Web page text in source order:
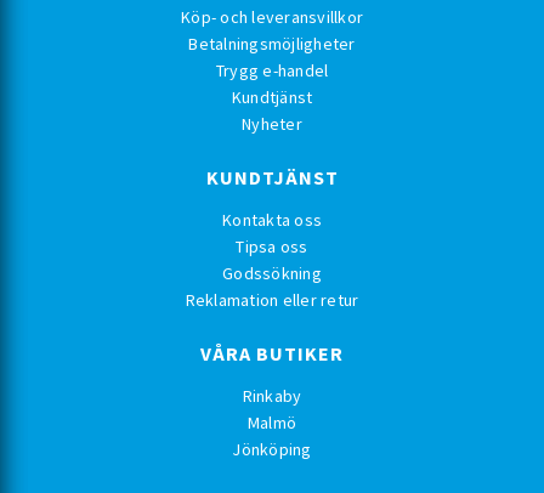
Köp- och leveransvillkor
Betalningsmöjligheter
Trygg e-handel
Kundtjänst
Nyheter
KUNDTJÄNST
Kontakta oss
Tipsa oss
Godssökning
Reklamation eller retur
VÅRA BUTIKER
Rinkaby
Malmö
Jönköping